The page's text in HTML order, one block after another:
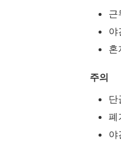
근
야
혼
주의
단
폐
야